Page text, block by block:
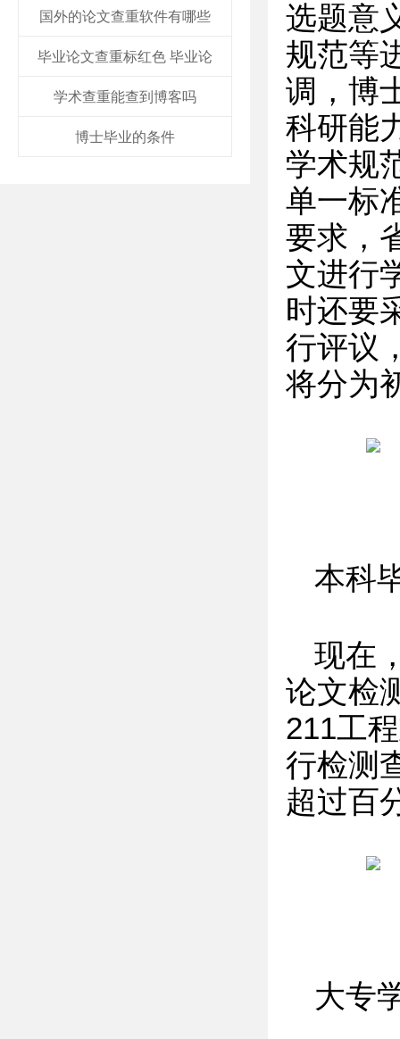
国外的论文查重软件有哪些
毕业论文查重标红色 毕业论
学术查重能查到博客吗
博士毕业的条件
选题意
规范等
调，博
科研能
学术规
单一标
要求，
文进行
时还要
行评议
将分为
本科
现在
论文检
211工
行检测
超过百
大专